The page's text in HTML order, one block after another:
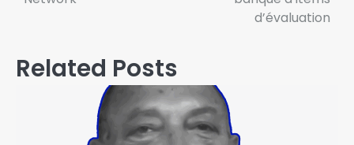
d’évaluation
Related Posts